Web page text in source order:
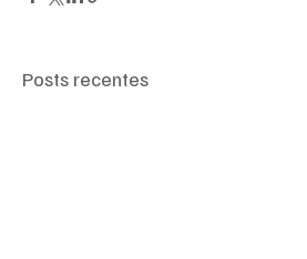
Posts recentes